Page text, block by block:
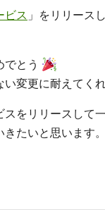
ビス 」をリリース
とう
い変更に耐えてく
スをリリースして
たいと思います。